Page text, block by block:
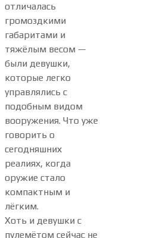
отличалась
громоздкими
габаритами и
тяжёлым весом —
были девушки,
которые легко
управлялись с
подобным видом
вооружения. Что уже
говорить о
сегодняшних
реалиях, когда
оружие стало
компактным и
лёгким.
Хоть и девушки с
пулемётом сейчас не